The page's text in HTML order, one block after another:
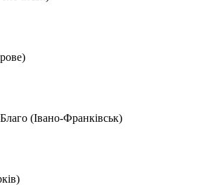
(Івано-Франківськ)